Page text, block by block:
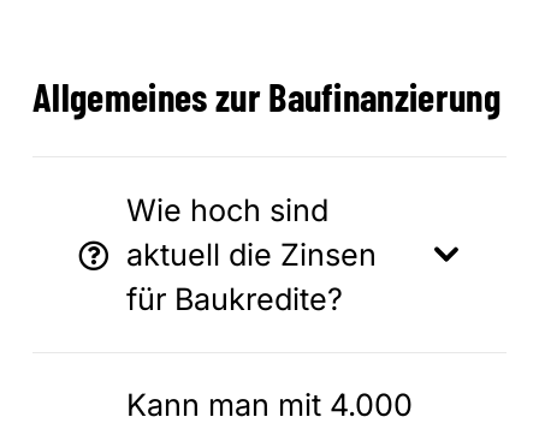
Allgemeines zur Baufinanzierung
Wie hoch sind
aktuell die Zinsen
für Baukredite?
Kann man mit 4.000